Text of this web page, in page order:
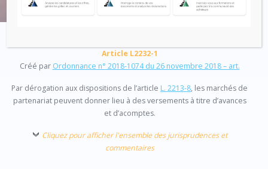
Article L2232-1
Créé par Ordonnance n° 2018-1074 du 26 novembre 2018 – art.
Par dérogation aux dispositions de l’article L. 2213-8, les marchés de
partenariat peuvent donner lieu à des versements à titre d’avances
et d’acomptes.
Cliquez pour afficher l'ensemble des jurisprudences et
commentaires